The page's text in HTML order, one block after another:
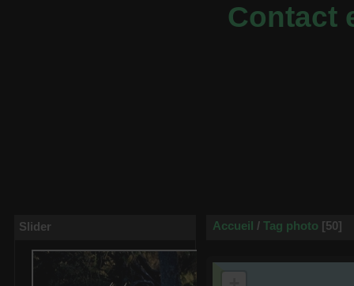
Contact
Slider Accueil / Tag photo 50